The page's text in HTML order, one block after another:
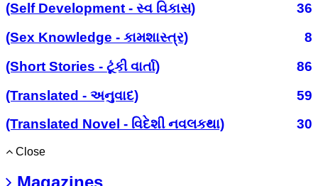
(Self Development - સ્વ વિકાસ)
36
(Sex Knowledge - કામશાસ્ત્ર)
8
(Short Stories - ટૂંકી વાર્તા)
86
(Translated - અનુવાદ)
59
(Translated Novel - વિદેશી નવલકથા)
30
Close
Magazines